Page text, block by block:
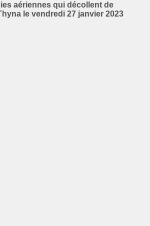
aériennes qui décollent de
le vendredi 27 janvier 2023